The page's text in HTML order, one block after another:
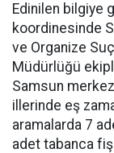
Edinilen bilgiye
koordinesinde
ve Organize
Müdürlüğü
Samsun
illerinde eş
aramalarda 7
adet tabanca